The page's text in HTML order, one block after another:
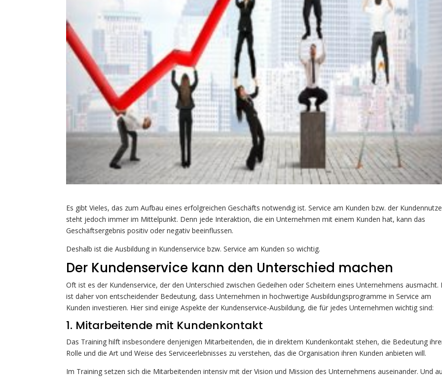
Es gibt Vieles, das zum Aufbau eines erfolgreichen Geschäfts notwendig ist. Service am Kunden bzw. der
steht jedoch immer im Mittelpunkt. Denn jede Interaktion, die ein Unternehmen mit einem Kunden hat, kann das
Geschäftsergebnis positiv oder negativ beeinflussen.
Deshalb ist die Ausbildung in Kundenservice bzw. Service am Kunden so wichtig.
Der Kundenservice kann den Unterschied machen
Oft ist es der Kundenservice, der den Unterschied zwischen Gedeihen oder Scheitern eines Unternehmens ausmacht.
ist daher von entscheidender Bedeutung, dass Unternehmen in hochwertige Ausbildungsprogramme in Service am
Kunden investieren. Hier sind einige Aspekte der Kundenservice-Ausbildung, die für jedes Unternehmen wichtig sind:
1. Mitarbeitende mit Kundenkontakt
Das Training hilft insbesondere denjenigen Mitarbeitenden, die in direktem Kundenkontakt stehen, die Bedeutung
Rolle und die Art und Weise des Serviceerlebnisses zu verstehen, das die Organisation ihren Kunden anbieten will.
Im Training setzen sich die Mitarbeitenden intensiv mit der Vision und Mission des Unternehmens auseinander. Und